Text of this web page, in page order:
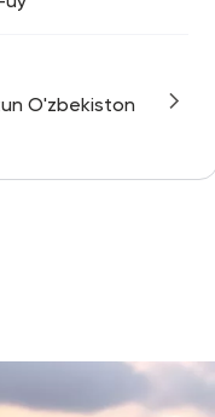
O'zbekiston